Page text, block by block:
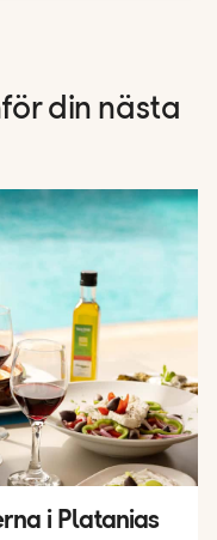
din nästa
i Platanias